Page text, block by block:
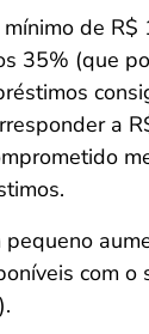
de
35% (que
a
com o